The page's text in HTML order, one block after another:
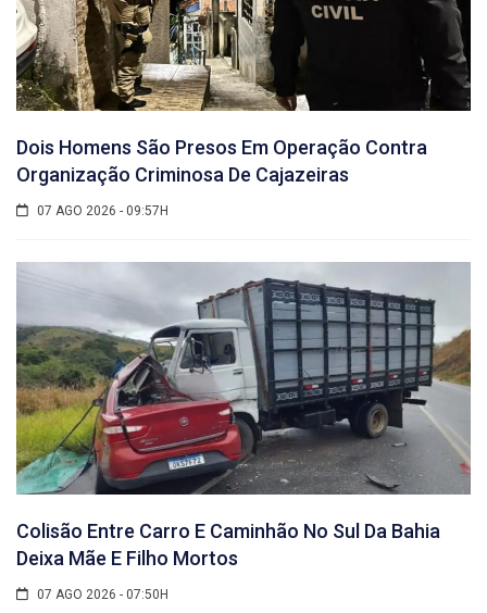
Dois Homens São Presos Em Operação Contra
Organização Criminosa De Cajazeiras
07 AGO 2026 - 09:57H
Colisão Entre Carro E Caminhão No Sul Da Bahia
Deixa Mãe E Filho Mortos
07 AGO 2026 - 07:50H